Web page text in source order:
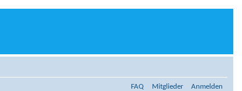
FAQ Mitglieder Anmelden